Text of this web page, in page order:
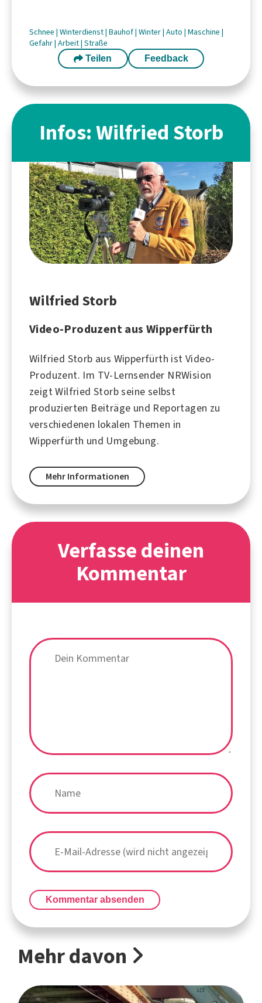
Schnee | Winterdienst| Bauhof| Winter| Auto | Maschine |
Gefahr| Arbeit| Straße
Teilen Feedback
Infos: Wilfried Storb
Wilfried Storb
Video-Produzent aus Wipperfürth
Wilfried Storb aus Wipperfürth ist Video-
Produzent. Im TV-Lernsender NRWision
zeigt Wilfried Storb seine selbst
produzierten Beiträge und Reportagen zu
verschiedenen lokalen Themen in
Wipperfürth und Umgebung.
Mehr Informationen
Verfasse deinen
Kommentar
Kommentar absenden
Mehr davon